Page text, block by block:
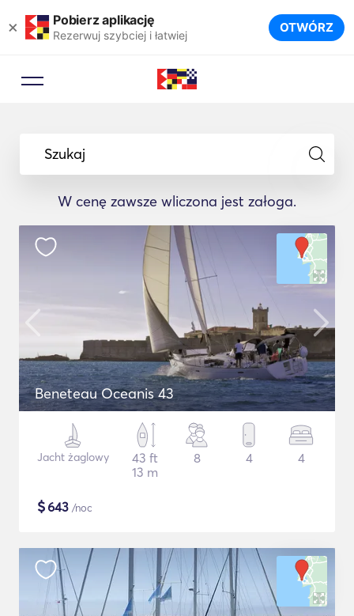
× Pobierz aplikację
Rezerwuj szybciej i łatwiej OTWÓRZ
Szukaj
W cenę zawsze wliczona jest załoga.
Beneteau Oceanis 43
Jacht żaglowy
43 ft
13 m
8 4 4
$643 /noc